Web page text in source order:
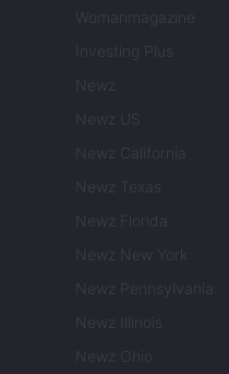
Womanmagazine
Investing Plus
Newz
Newz US
Newz California
Newz Texas
Newz Florida
Newz New York
Newz Pennsylvania
Newz Illinois
Newz Ohio